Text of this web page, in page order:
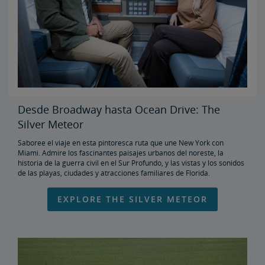
Desde Broadway hasta Ocean Drive: The
Silver Meteor
Saboree el viaje en esta pintoresca ruta que une New York con
Miami. Admire los fascinantes paisajes urbanos del noreste, la
historia de la guerra civil en el Sur Profundo, y las vistas y los sonidos
de las playas, ciudades y atracciones familiares de Florida.
EXPLORE THE SILVER METEOR